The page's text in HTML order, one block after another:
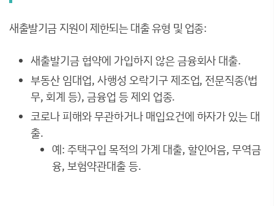
새출발기금 지원이 제한되는 대출 유형 및 업종:
새출발기금 협약에 가입하지 않은 금융회사 대출.
부동산 임대업, 사행성 오락기구 제조업, 전문직종(법
무, 회계 등), 금융업 등 제외 업종.
코로나 피해와 무관하거나 매입요건에 하자가 있는 대
출.
예: 주택구입 목적의 가계 대출, 할인어음, 무역금
융, 보험약관대출 등.